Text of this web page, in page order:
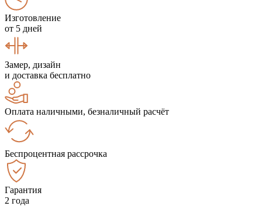
Изготовление
от 5 дней
Замер, дизайн
и доставка бесплатно
Оплата наличными, безналичный расчёт
Беспроцентная рассрочка
Гарантия
2 года